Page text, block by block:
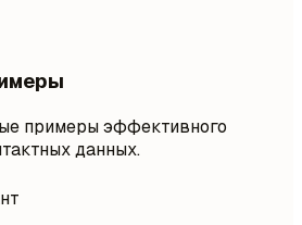
примеры эффективного
данных.